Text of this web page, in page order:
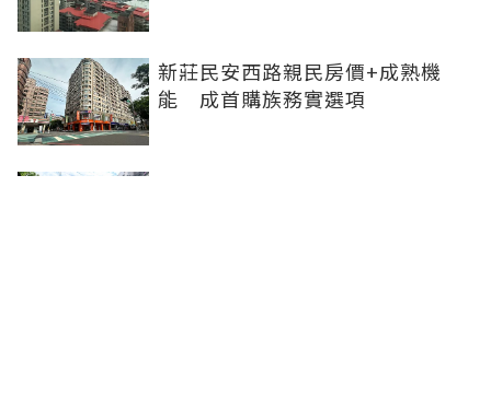
新莊民安西路親民房價+成熟機
能 成首購族務實選項